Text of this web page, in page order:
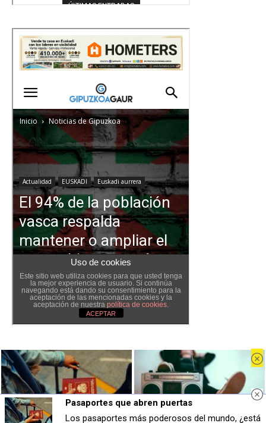
Pasaportes que abren puertas
Canciones que marcan
Pasaportes que abren puertas
Los pasaportes más poderosos del mundo, ¿está